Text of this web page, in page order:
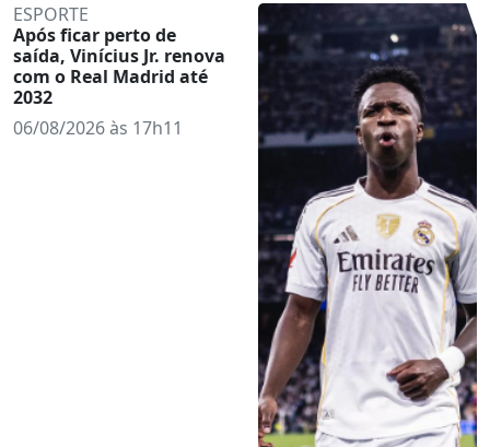
ESPORTE
Após ficar perto de
saída, Vinícius Jr. renova
com o Real Madrid até
2032
06/08/2026 às 17h11